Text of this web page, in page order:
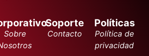
Sobre
Soporte
Contacto
Políticas
Política de
privacidad